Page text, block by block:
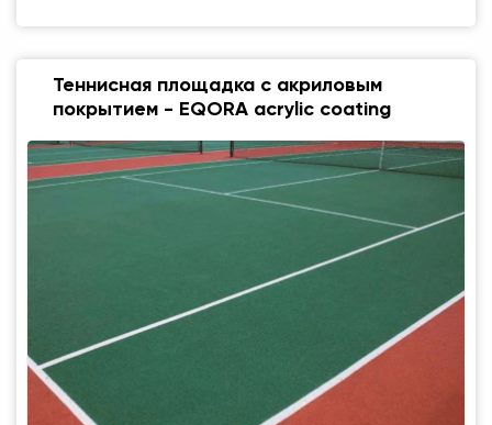
Теннисная площадка с акриловым
покрытием - EQORA acrylic coating